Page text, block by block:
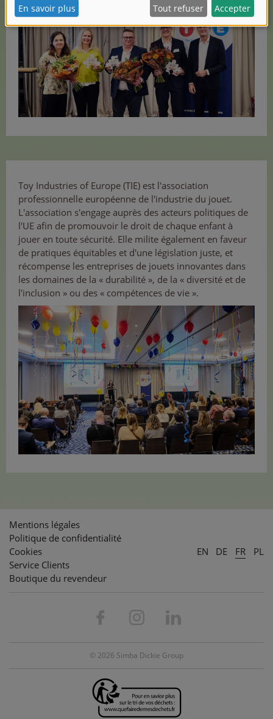
Toy Industries of Europe (TIE) est l'association
professionnelle européenne de l'industrie du jouet.
L'association s'engage auprès des acteurs politiques de
l'UE afin de promouvoir le droit de chaque enfant à
jouer en toute sécurité. Elle milite également en faveur
de pratiques équitables et d'une législation juste, et
récompense les entreprises de jouets innovantes dans
les domaines de la « durabilité », de la « diversité et de
l'inclusion » ou des « compétences de vie ».
Mentions légales
Politique de confidentialité
Cookies
Service Clients
Boutique du revendeur
EN DE FR PL
© 2026 Simba Dickie Group